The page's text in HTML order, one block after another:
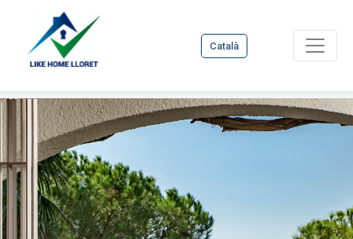
Català